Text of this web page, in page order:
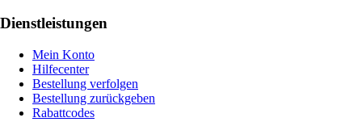
Dienstleistungen
Mein Konto
Hilfecenter
Bestellung verfolgen
Bestellung zurückgeben
Rabattcodes